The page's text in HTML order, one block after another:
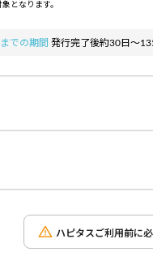
となります。
での期間 発行完了後約30日～
ハピタスご利用前に